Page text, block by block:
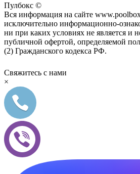
Пулбокс ©
Вся информация на сайте
исключительно информационно-
ни при каких условиях не является и
публичной офертой, определяемой
(2) Гражданского кодекса РФ.
Свяжитесь с нами
×